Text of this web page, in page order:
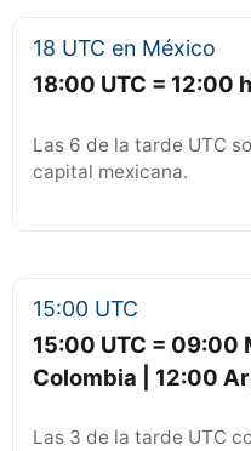
18 UTC en México
18:00 UTC = 12:00
Las 6 de la tarde UTC
capital mexicana.
15:00 UTC
15:00 UTC = 09:00
Colombia | 12:00
Las 3 de la tarde UTC